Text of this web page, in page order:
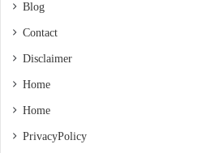
Blog
Contact
Disclaimer
Home
Home
Privacy Policy